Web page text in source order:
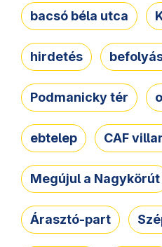
bacsó béla utca
hirdetés
Podmanicky tér
ebtelep CAF
Megújul a Nagykörút
Árasztó-part